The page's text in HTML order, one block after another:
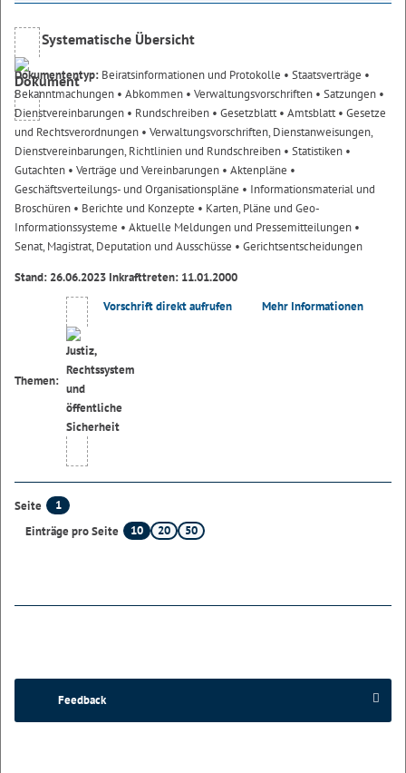
Systematische Übersicht
Dokumententyp: Beiratsinformationen und Protokolle • Staatsverträge •
Bekanntmachungen • Abkommen • Verwaltungsvorschriften • Satzungen •
Dienstvereinbarungen • Rundschreiben • Gesetzblatt• Amtsblatt• Gesetze
und Rechtsverordnungen • Verwaltungsvorschriften, Dienstanweisungen,
Dienstvereinbarungen, Richtlinien und Rundschreiben • Statistiken •
Gutachten • Verträge und Vereinbarungen • Aktenpläne •
Geschäftsverteilungs- und Organisationspläne • Informationsmaterial und
Broschüren • Berichte und Konzepte • Karten, Pläne und Geo-
Informationssysteme • Aktuelle Meldungen und Pressemitteilungen •
Senat, Magistrat, Deputation und Ausschüsse • Gerichtsentscheidungen
Stand: 26.06.2023 Inkrafttreten: 11.01.2000
Themen:
Vorschrift direkt aufrufen Mehr Informationen
Seite
1
Einträge pro Seite
10 20 50
Feedback